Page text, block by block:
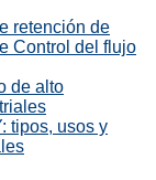
retención de
Control del flujo
de alto
tipos, usos y